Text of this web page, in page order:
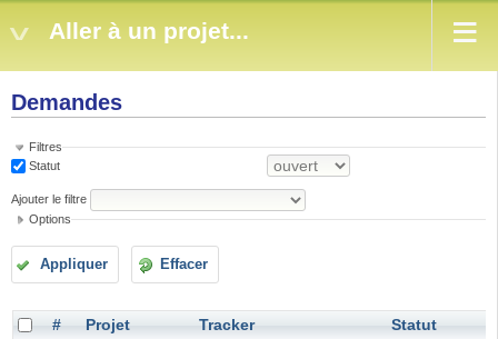
Aller à un projet...
Demandes
Filtres
Statut
Ajouter le filtre
Options
Appliquer Effacer
# Projet Tracker
Statut